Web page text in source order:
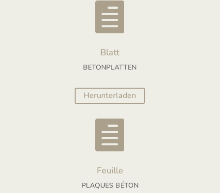

Blatt
BETONPLATTEN
Herunterladen

Feuille
PLAQUES BÉTON